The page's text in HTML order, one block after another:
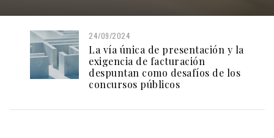
24/09/2024
La vía única de presentación y la
exigencia de facturación
despuntan como desafíos de los
concursos públicos